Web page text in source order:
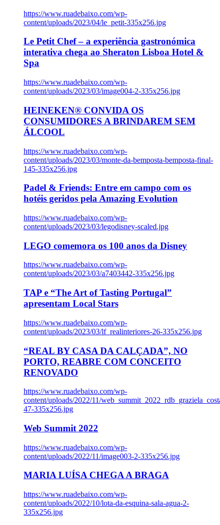
https://www.ruadebaixo.com/wp-
content/uploads/2023/04/le_petit-335x256.jpg
Le Petit Chef – a experiência gastronómica
interativa chega ao Sheraton Lisboa Hotel &
Spa
https://www.ruadebaixo.com/wp-
content/uploads/2023/03/image004-2-335x256.jpg
HEINEKEN® CONVIDA OS
CONSUMIDORES A BRINDAREM SEM
ÁLCOOL
https://www.ruadebaixo.com/wp-
content/uploads/2023/03/monte-da-bemposta-bemposta-final-
145-335x256.jpg
Padel & Friends: Entre em campo com os
hotéis geridos pela Amazing Evolution
https://www.ruadebaixo.com/wp-
content/uploads/2023/03/legodisney-scaled.jpg
LEGO comemora os 100 anos da Disney
https://www.ruadebaixo.com/wp-
content/uploads/2023/03/a7403442-335x256.jpg
TAP e “The Art of Tasting Portugal”
apresentam Local Stars
https://www.ruadebaixo.com/wp-
content/uploads/2023/03/lf_realinteriores-26-335x256.jpg
“REAL BY CASA DA CALÇADA”, NO
PORTO, REABRE COM CONCEITO
RENOVADO
https://www.ruadebaixo.com/wp-
content/uploads/2022/11/
47-335x256.jpg
Web Summit 2022
https://www.ruadebaixo.com/wp-
content/uploads/2022/11/image003-2-335x256.jpg
MARIA LUÍSA CHEGA A BRAGA
https://www.ruadebaixo.com/wp-
content/uploads/2022/10/lota-da-esquina-sala-agua-2-
335x256.jpg